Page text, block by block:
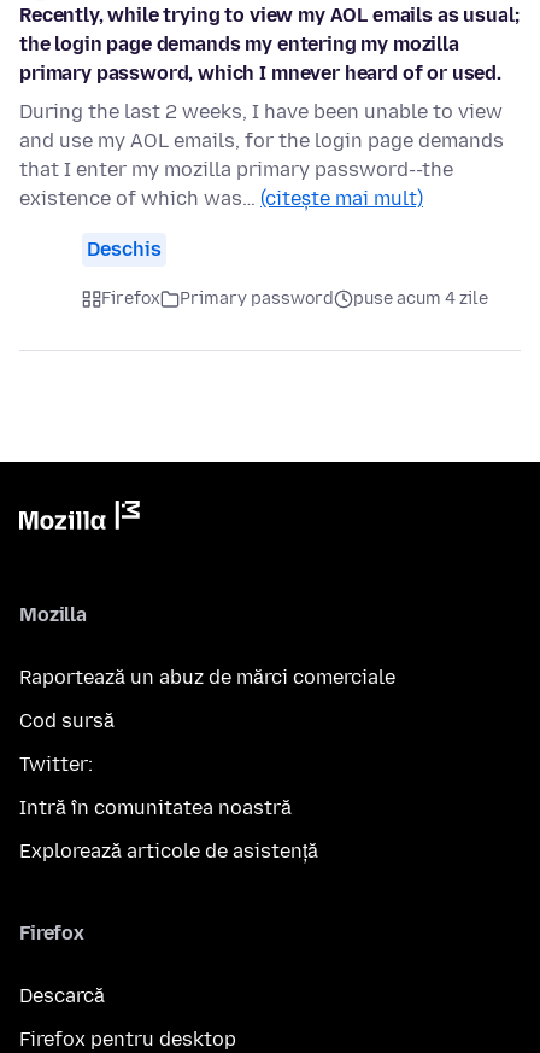
Recently, while trying to view my AOL emails as usual;
the login page demands my entering my mozilla
primary password, which I mnever heard of or used.
During the last 2 weeks, I have been unable to view
and use my AOL emails, for the login page demands
that I enter my mozilla primary password--the
existence of which was… (citește mai mult)
Deschis
Firefox Primary password puse acum 4 zile
Mozilla
Raportează un abuz de mărci comerciale
Cod sursă
Twitter:
Intră în comunitatea noastră
Explorează articole de asistență
Firefox
Descarcă
Firefox pentru desktop